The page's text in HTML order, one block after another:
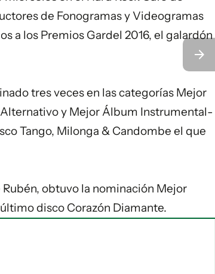
de Fonogramas y Videogramas
a los Premios Gardel 2016, el galardón
tres veces en las categorías Mejor
y Mejor Álbum Instrumental-
Tango, Milonga & Candombe el que
obtuvo la nominación Mejor
disco Corazón Diamante.